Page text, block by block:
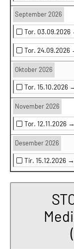
September 2026
Tor. 03.09.2026
Tor. 24.09.2026
Oktober 2026
Tor. 15.10.2026
November 2026
Tor. 12.11.2026 →
Desember 2026
Tir. 15.12.2026 →